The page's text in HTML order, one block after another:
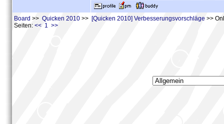
Board >> Quicken 2010 >> [Quicken 2010] Verbesserungsvorschläge >>
Seiten: << 1 >>